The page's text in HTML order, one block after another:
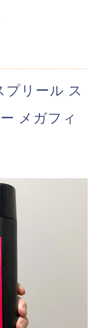
リール ス
メガフィ